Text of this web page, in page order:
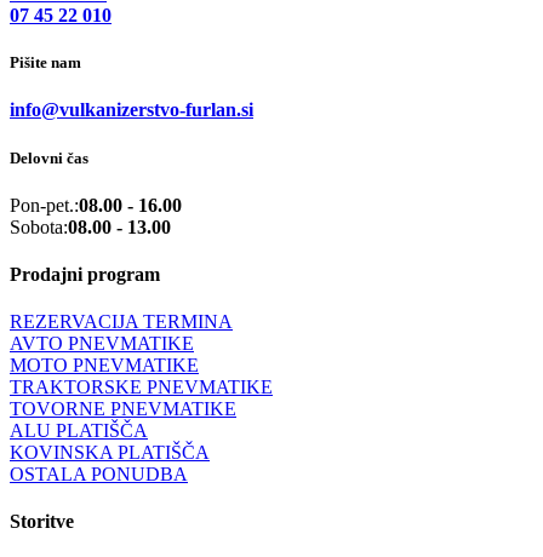
07 45 22 010
Pišite nam
info@vulkanizerstvo-furlan.si
Delovni čas
Pon-pet.:08.00 - 16.00
Sobota:08.00 - 13.00
Prodajni program
REZERVACIJA TERMINA
AVTO PNEVMATIKE
MOTO PNEVMATIKE
TRAKTORSKE PNEVMATIKE
TOVORNE PNEVMATIKE
ALU PLATIŠČA
KOVINSKA PLATIŠČA
OSTALA PONUDBA
Storitve